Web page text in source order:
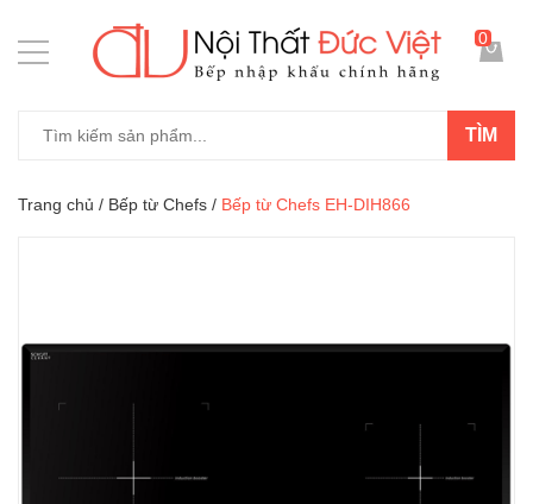
TÌM
0
Trang chủ / Bếp từ Chefs / Bếp từ Chefs EH-DIH866